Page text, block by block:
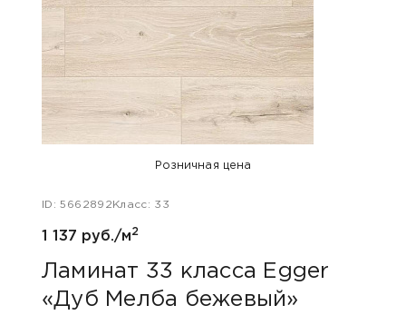
Розничная цена
ID: 5662892 Класс: 33
1 137 руб./м2
Ламинат 33 класса Egger
«Дуб Мелба бежевый»